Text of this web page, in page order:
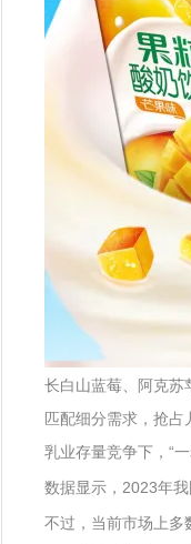
长白山蓝莓、阿克
匹配细分需求，抢占
乳业存量竞争下，“
数据显示，2023年
不过，当前市场上多